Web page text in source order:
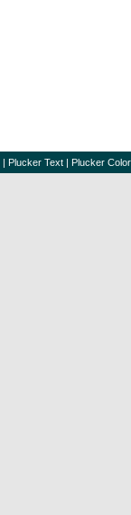
| Plucker Text | Plucker Color